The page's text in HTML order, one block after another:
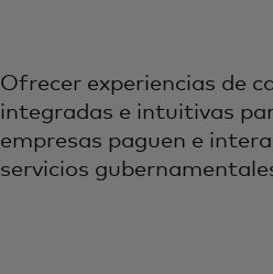
Ofrecer experiencias de
integradas e intuitivas
empresas paguen e
servicios